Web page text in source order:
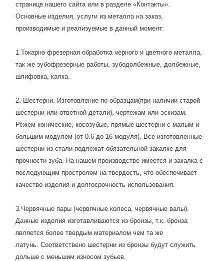
странице нашего сайта или в разделе «Контакты».
Основные изделия, услуги из металла на заказ,
производимые и реализуемые в данный момент:
1.Токарно-фрезерная обработка черного и цветного металла,
так же зубофрезерные работы, зубодолбежные, долбежные,
шлифовка, калка.
2. Шестерни. Изготовление по образцам(при наличии старой
шестерни или ответной детали), чертежам или эскизам.
Режем конические, косозубые, прямые шестерни с малым и
большим модулем (от 0.6 до 16 модуля). Все изготовленные
шестерни из стали подлежат обязательной закалке для
прочности зуба. На нашем производстве имеется и закалка с
последующим прострелом на твердость, что обеспечивает
качество изделия и долгосрочность использования.
3.Червячные пары (червячные колеса, червячные валы).
Данные изделия изготавливаются из бронзы, т.к. бронза
является более твердым материалом чем та же
латунь. Соответствено шестерни из бронзы будут служить
дольше с меньшим износом зубьев.